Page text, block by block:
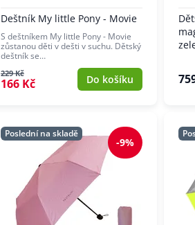
Deštník My little Pony - Movie
S deštníkem My little Pony - Movie
zůstanou děti v dešti v suchu. Dětský
deštník se…
229 Kč
166 Kč Do košíku
Poslední na skladě
-9%